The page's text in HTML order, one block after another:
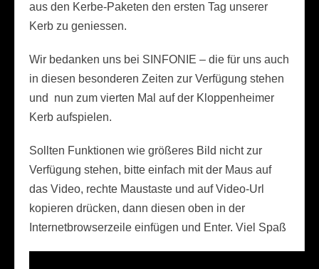
aus den Kerbe-Paketen den ersten Tag unserer
Kerb zu geniessen.
Wir bedanken uns bei SINFONIE – die für uns auch
in diesen besonderen Zeiten zur Verfügung stehen
und nun zum vierten Mal auf der Kloppenheimer
Kerb aufspielen.
Sollten Funktionen wie größeres Bild nicht zur
Verfügung stehen, bitte einfach mit der Maus auf
das Video, rechte Maustaste und auf Video-Url
kopieren drücken, dann diesen oben in der
Internetbrowserzeile einfügen und Enter. Viel Spaß